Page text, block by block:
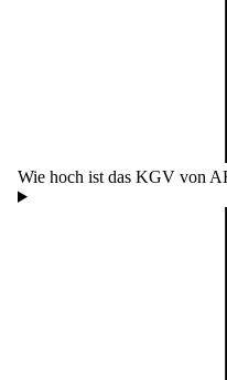
Wie hoch ist das KGV von